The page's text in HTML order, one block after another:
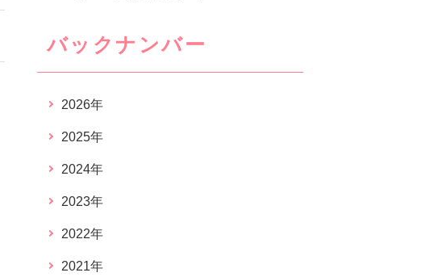
バックナンバー
2026年
2025年
2024年
2023年
2022年
2021年